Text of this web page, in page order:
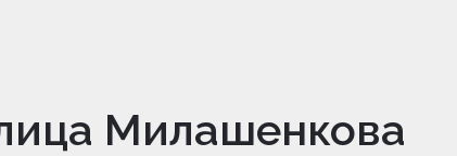
Милашенкова